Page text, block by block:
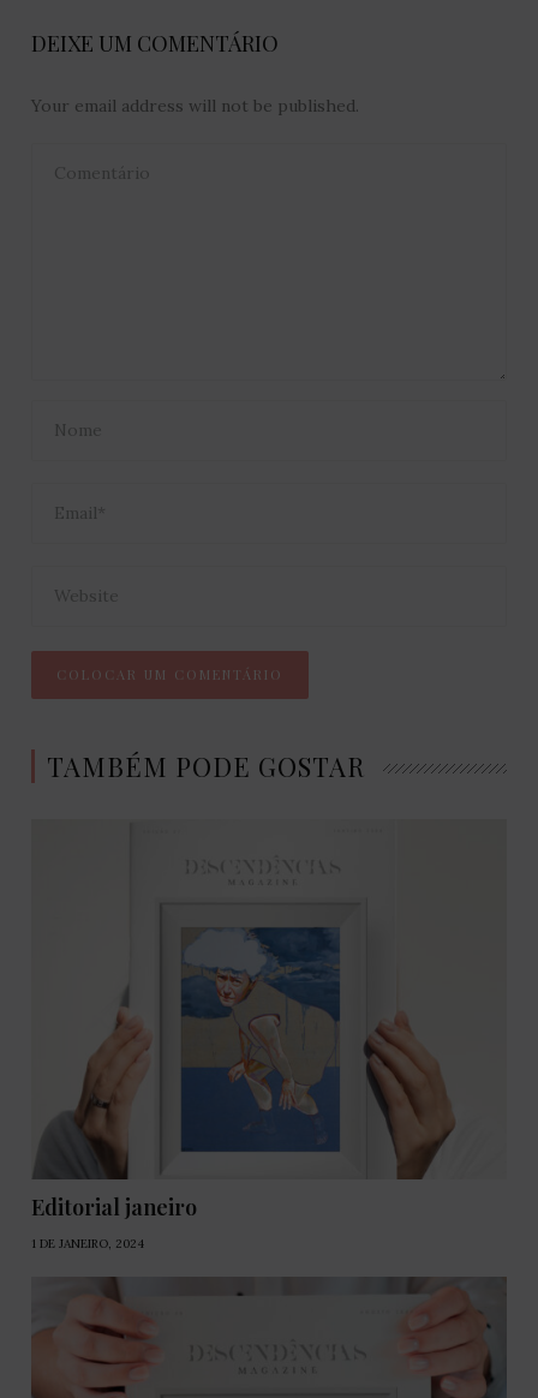
DEIXE UM COMENTÁRIO
Your email address will not be published.
TAMBÉM PODE GOSTAR
Editorial janeiro
1 DE JANEIRO, 2024